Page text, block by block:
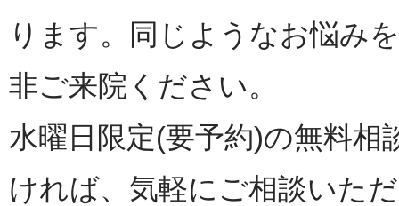
ります。同じようなお悩み
非ご来院ください。
水曜日限定(要予約)の無料相
ければ、気軽にご相談いた